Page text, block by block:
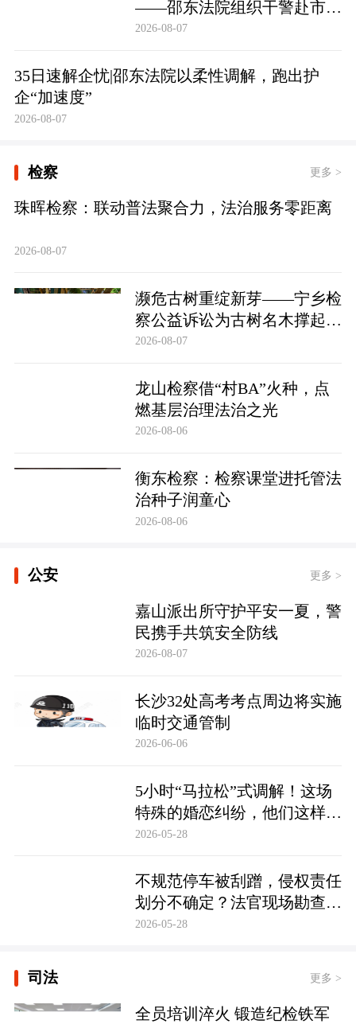
——邵东法院组织干警赴市禁
毒教育基地参观学习
2026-08-07
35日速解企忧|邵东法院以柔性调解，跑出护
企“加速度”
2026-08-07
检察 更多 >
珠晖检察：联动普法聚合力，法治服务零距离
2026-08-07
濒危古树重绽新芽——宁乡检
察公益诉讼为古树名木撑起法
治“保护伞”
2026-08-07
龙山检察借“村BA”火种，点
燃基层治理法治之光
2026-08-06
衡东检察：检察课堂进托管法
治种子润童心
2026-08-06
公安 更多 >
嘉山派出所守护平安一夏，警
民携手共筑安全防线
2026-08-07
长沙32处高考考点周边将实施
临时交通管制
2026-06-06
5小时“马拉松”式调解！这场
特殊的婚恋纠纷，他们这样化
解……
2026-05-28
不规范停车被刮蹭，侵权责任
划分不确定？法官现场勘查定
争纷
2026-05-28
司法 更多 >
全员培训淬火 锻造纪检铁军